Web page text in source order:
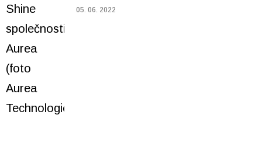
05. 06. 2022